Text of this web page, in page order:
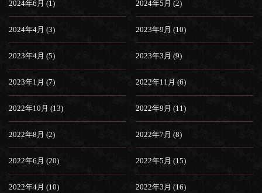
2024年6月 (1) 2024年5月 (2)
2024年4月 (3) 2023年9月 (10)
2023年4月 (5) 2023年3月 (9)
2023年1月 (7) 2022年11月 (6)
2022年10月 (13) 2022年9月 (11)
2022年8月 (2) 2022年7月 (8)
2022年6月 (20) 2022年5月 (15)
2022年4月 (10) 2022年3月 (16)